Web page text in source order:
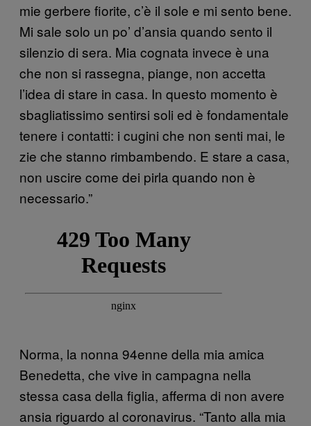
mie gerbere fiorite, c’è il sole e mi sento bene.
Mi sale solo un po’ d’ansia quando sento il
silenzio di sera. Mia cognata invece è una
che non si rassegna, piange, non accetta
l’idea di stare in casa. In questo momento è
sbagliatissimo sentirsi soli ed è fondamentale
tenere i contatti: i cugini che non senti mai, le
zie che stanno rimbambendo. E stare a casa,
non uscire come dei pirla quando non è
necessario.”
Norma, la nonna 94enne della mia amica
Benedetta, che vive in campagna nella
stessa casa della figlia, afferma di non avere
ansia riguardo al coronavirus. “Tanto alla mia